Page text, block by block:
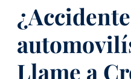
¿Accidente
Llame a